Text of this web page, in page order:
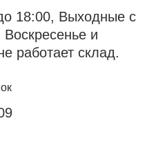
18:00, Выходные с
и
работает склад.